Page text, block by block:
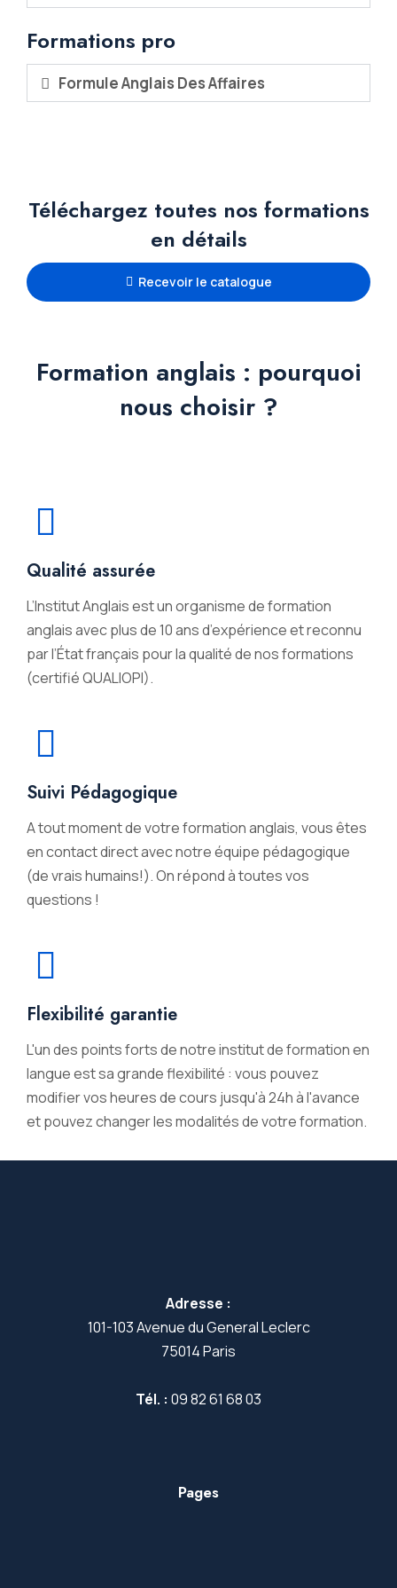
Téléchargez toutes nos formations
en détails
Recevoir le catalogue
Formations pro
Formule Anglais Des Affaires
Formation anglais : pourquoi
nous choisir ?
Qualité assurée
L’Institut Anglais est un organisme de formation
anglais avec plus de 10 ans d’expérience et reconnu
par l’État français pour la qualité de nos formations
(certifié QUALIOPI).
Suivi Pédagogique
A tout moment de votre formation anglais, vous êtes
en contact direct avec notre équipe pédagogique
(de vrais humains!). On répond à toutes vos
questions !
Flexibilité garantie
L'un des points forts de notre institut de formation en
langue est sa grande flexibilité : vous pouvez
modifier vos heures de cours jusqu'à 24h à l'avance
et pouvez changer les modalités de votre formation.
Adresse :
101-103 Avenue du General Leclerc
75014 Paris
Tél. : 09 82 61 68 03
Pages